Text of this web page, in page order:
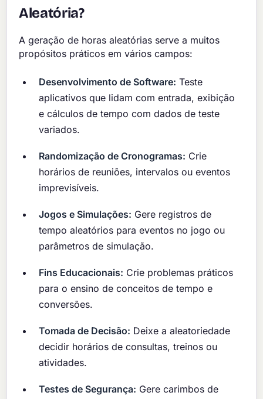
Aleatória?
A geração de horas aleatórias serve a muitos
propósitos práticos em vários campos:
Desenvolvimento de Software: Teste
aplicativos que lidam com entrada, exibição
e cálculos de tempo com dados de teste
variados.
Randomização de Cronogramas: Crie
horários de reuniões, intervalos ou eventos
imprevisíveis.
Jogos e Simulações: Gere registros de
tempo aleatórios para eventos no jogo ou
parâmetros de simulação.
Fins Educacionais: Crie problemas práticos
para o ensino de conceitos de tempo e
conversões.
Tomada de Decisão: Deixe a aleatoriedade
decidir horários de consultas, treinos ou
atividades.
Testes de Segurança: Gere carimbos de